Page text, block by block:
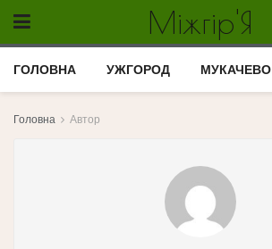
Міжгір'Я
ГОЛОВНА УЖГОРОД МУКАЧЕВО
Головна Автор